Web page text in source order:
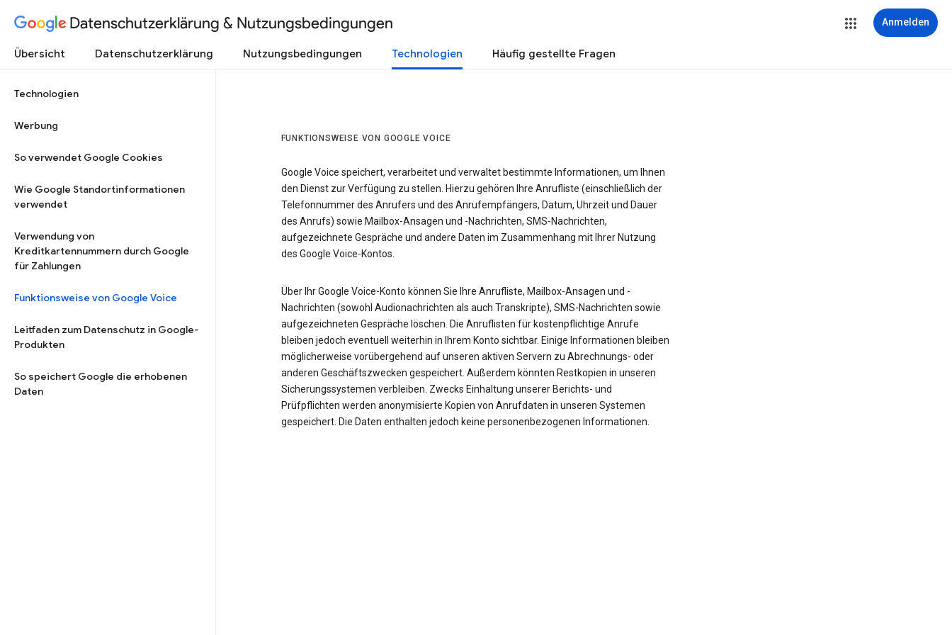
Datenschutzerklärung & Nutzungsbedingungen Anmelden
Übersicht Datenschutzerklärung Nutzungsbedingungen Technologien Häufig gestellte Fragen
Technologien
Werbung
So verwendet Google Cookies
Wie Google Standortinformationen
verwendet
Verwendung von
Kreditkartennummern durch Google
für Zahlungen
Funktionsweise von Google Voice
Leitfaden zum Datenschutz in Google-
Produkten
So speichert Google die erhobenen
Daten
FUNKTIONSWEISE VON GOOGLE VOICE
Google Voice speichert, verarbeitet und verwaltet bestimmte Informationen, um Ihnen
den Dienst zur Verfügung zu stellen. Hierzu gehören Ihre Anrufliste (einschließlich der
Telefonnummer des Anrufers und des Anrufempfängers, Datum, Uhrzeit und Dauer
des Anrufs) sowie Mailbox-Ansagen und -Nachrichten, SMS-Nachrichten,
aufgezeichnete Gespräche und andere Daten im Zusammenhang mit Ihrer Nutzung
des Google Voice-Kontos.
Über Ihr Google Voice-Konto können Sie Ihre Anrufliste, Mailbox-Ansagen und -
Nachrichten (sowohl Audionachrichten als auch Transkripte), SMS-Nachrichten sowie
aufgezeichneten Gespräche löschen. Die Anruflisten für kostenpflichtige Anrufe
bleiben jedoch eventuell weiterhin in Ihrem Konto sichtbar. Einige Informationen bleiben
möglicherweise vorübergehend auf unseren aktiven Servern zu Abrechnungs- oder
anderen Geschäftszwecken gespeichert. Außerdem könnten Restkopien in unseren
Sicherungssystemen verbleiben. Zwecks Einhaltung unserer Berichts- und
Prüfpflichten werden anonymisierte Kopien von Anrufdaten in unseren Systemen
gespeichert. Die Daten enthalten jedoch keine personenbezogenen Informationen.